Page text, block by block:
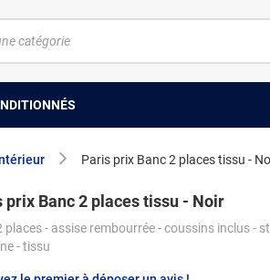
Paris prix Banc 2 places tissu -
prix Banc 2 places tissu - Noir
places - assise rembourrée - coussins inclus -
- tissu